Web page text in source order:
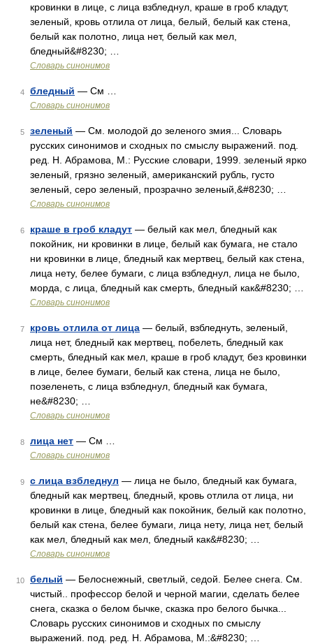
кровинки в лице, с лица взбледнул, краше в гроб кладут,
зеленый, кровь отлила от лица, белый, белый как стена,
белый как полотно, лица нет, белый как мел,
бледный&#8230; …
Словарь синонимов
4 бледный — См …
Словарь синонимов
5 зеленый — См. молодой до зеленого змия... Словарь
русских синонимов и сходных по смыслу выражений. под.
ред. Н. Абрамова, М.: Русские словари, 1999. зеленый ярко
зеленый, грязно зеленый, американский рубль, густо
зеленый, серо зеленый, прозрачно зеленый,&#8230; …
Словарь синонимов
6 краше в гроб кладут — белый как мел, бледный как
покойник, ни кровинки в лице, белый как бумага, не стало
ни кровинки в лице, бледный как мертвец, белый как стена,
лица нету, белее бумаги, с лица взбледнул, лица не было,
морда, с лица, бледный как смерть, бледный как&#8230; …
Словарь синонимов
7 кровь отлила от лица — белый, взбледнуть, зеленый,
лица нет, бледный как мертвец, побелеть, бледный как
смерть, бледный как мел, краше в гроб кладут, без кровинки
в лице, белее бумаги, белый как стена, лица не было,
позеленеть, с лица взбледнул, бледный как бумага,
не&#8230; …
Словарь синонимов
8 лица нет — См …
Словарь синонимов
9 с лица взбледнул — лица не было, бледный как бумага,
бледный как мертвец, бледный, кровь отлила от лица, ни
кровинки в лице, бледный как покойник, белый как полотно,
белый как стена, белее бумаги, лица нету, лица нет, белый
как мел, бледный как мел, бледный как&#8230; …
Словарь синонимов
10 белый — Белоснежный, светлый, седой. Белее снега. См.
чистый.. профессор белой и черной магии, сделать белее
снега, сказка о белом бычке, сказка про белого бычка...
Словарь русских синонимов и сходных по смыслу
выражений. под. ред. Н. Абрамова, М.:&#8230; …